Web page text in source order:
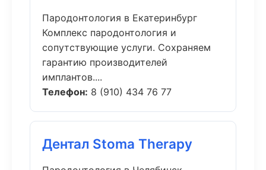
Пародонтология в Екатеринбург
Комплекс пародонтология и
сопутствующие услуги. Сохраняем
гарантию производителей
имплантов....
Телефон: 8 (910) 434 76 77
Дентал Stoma Therapy